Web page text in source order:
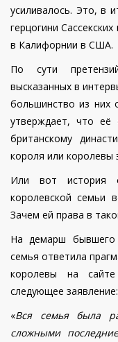
усиливалось. Это, в
герцогини
в Калифорнии в США.
По сути
высказанных в
большинство из них
утверждает, что её
британскому
короля или королевы
Или вот история
королевской семьи
Зачем ей права в
На демарш бывшего
семья ответила
королевы на сайте
следующее заявление:
«Вся семья была
сложными